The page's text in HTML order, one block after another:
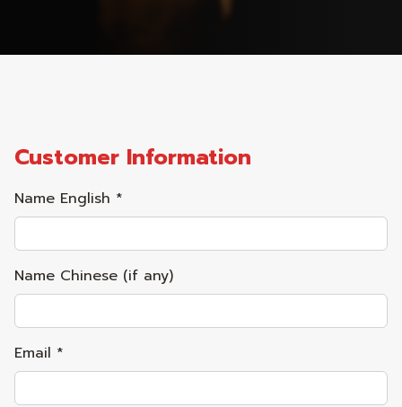
Customer Information
Name English *
Name Chinese (if any)
Email *